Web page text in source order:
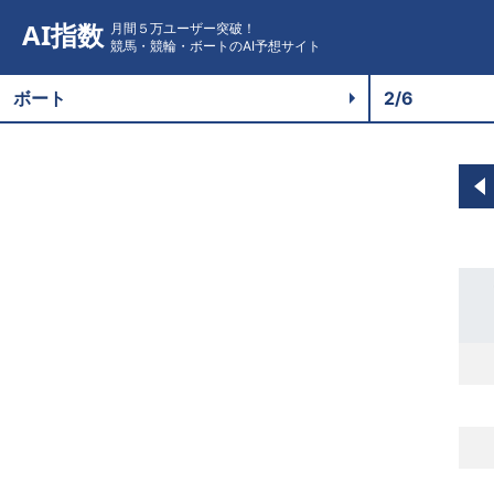
AI指数 月間５万ユーザー突破！
競馬・競輪・ボートのAI予想サイト